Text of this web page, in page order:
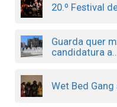
20.º Festival
Guarda quer
candidatura
Wet Bed